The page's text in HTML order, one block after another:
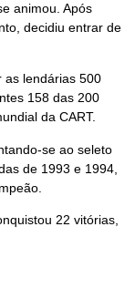
animou. Após
decidiu entrar de
as lendárias 500
158 das 200
da CART.
se ao seleto
de 1993 e 1994,
22 vitórias,